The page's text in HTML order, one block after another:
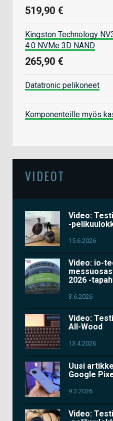
519,90 €
Kingston Technology
4.0 NVMe 3D NAND
265,90 €
Datatronic pelikoneet
Komponenteille myös
VIDEOT
Video:
-
15.6.2026
Video: io-
2026 -
3.6.2026
Video:
All-Wood
13.4.2026
Uusi
Google
9.3.2026
Video: